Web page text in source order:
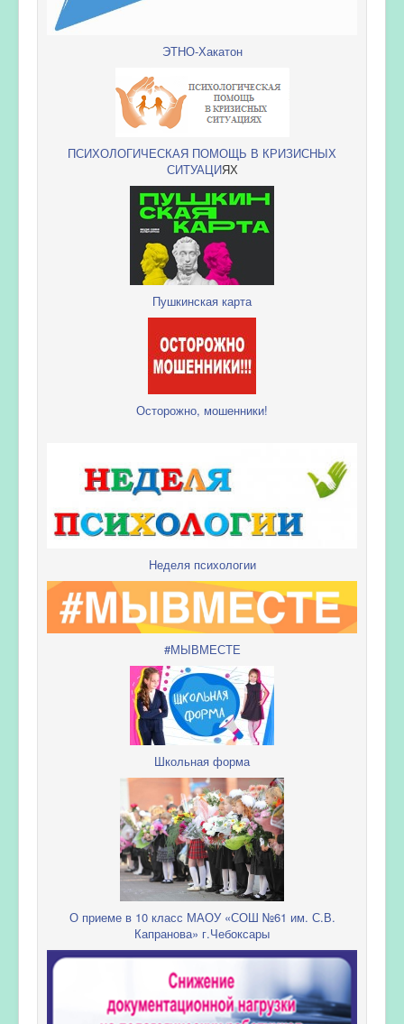
ЭТНО-Хакатон
ПСИХОЛОГИЧЕСКАЯ ПОМОЩЬ В КРИЗИСНЫХ
СИТУАЦИЯХ
Пушкинская карта
Осторожно, мошенники!
Неделя психологии
#МЫВМЕСТЕ
Школьная форма
О приеме в 10 класс МАОУ «СОШ №61 им. С.В.
Капранова» г.Чебоксары